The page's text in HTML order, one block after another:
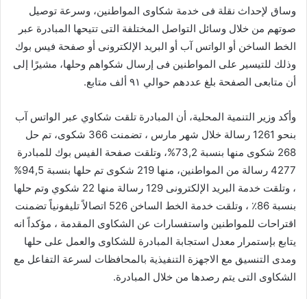
وساق لإحداث نقلة فى خدمة شكاوى المواطنين، وسرعة توصيل
صوتهم من خلال وسائل التواصل المختلفة التى تتيحها المبادرة عبر
الخط الساخن أو الواتس آب أو البريد الإلكترونى أو صفحة فيس بوك
وذلك للتيسير على المواطنين فى إرسال شكواهم وحلها، مشيرًا إلى
أن متابعى الصفحة بلغ عددهم حوالي ٩١ ألف متابع.
وأكد وزير التنمية المحلية، أن المبادرة تلقت شكاوي عبر الواتس آب
بنحو 1261 رسالة خلال شهر مارس ، تضمنت 366 شكوى، تم حل
268 شكوى منها بنسبة 73,2%، وتلقت صفحة الفيس بوك للمبادرة
4277 رسالة من المواطنين، منها 219 شكوى تم حلها بنسبة 94,5%
، وتلقت خدمة البريد الإلكترونى 129 رسالة منها 22 شكوي وتم حلها
بنسبة 86٪؜ ، وتلقت خدمة الخط الساخن 526 اتصالاً تليفونياً تضمنت
اقتراحات للمواطنين واستفسارات عن الشكاوى المقدمة ، مؤكداً انه
يتابع بإستمرار معدل استجابة المبادرة للشكاوى والعمل على حلها
ومدى التنسيق مع الاجهزة التنفيذية بالمحافظات لسرعة التفاعل مع
الشكاوى التى يتم رصدها من خلال المبادرة.